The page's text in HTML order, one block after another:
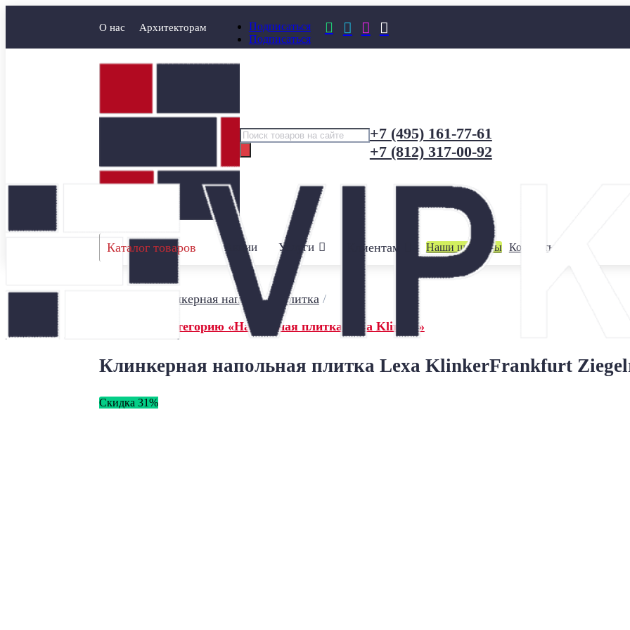
О нас Архитекторам
Подписаться
Подписаться
   
Поиск
товаров
+7 (495) 161-77-61
+7 (812) 317-00-92
Каталог товаров Акции Услуги Клиентам Наши шоурумы Контакты
Клинкерная напольная плитка/
← Назад в категорию «Напольная плитка Lexa Klinker»
Клинкерная напольная плитка Lexa KlinkerFrankfurt
Скидка 31%